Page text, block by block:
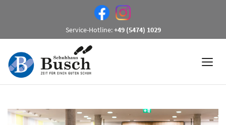
Service-Hotline:+49 (5474) 1029